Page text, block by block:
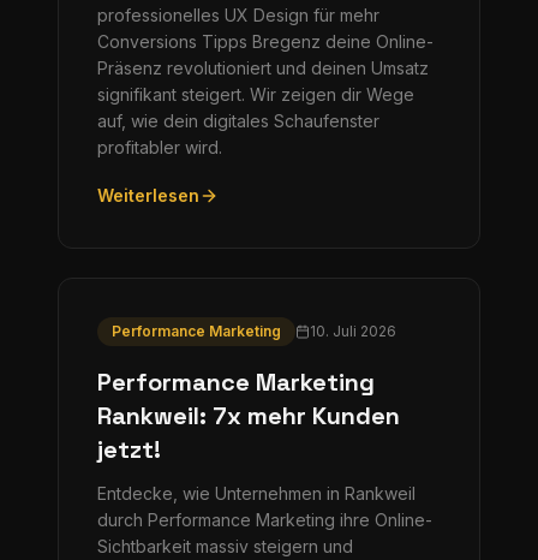
professionelles UX Design für mehr
Conversions Tipps Bregenz deine Online-
Präsenz revolutioniert und deinen Umsatz
signifikant steigert. Wir zeigen dir Wege
auf, wie dein digitales Schaufenster
profitabler wird.
Weiterlesen
Performance Marketing 10. Juli 2026
Performance Marketing
Rankweil: 7x mehr Kunden
jetzt!
Entdecke, wie Unternehmen in Rankweil
durch Performance Marketing ihre Online-
Sichtbarkeit massiv steigern und